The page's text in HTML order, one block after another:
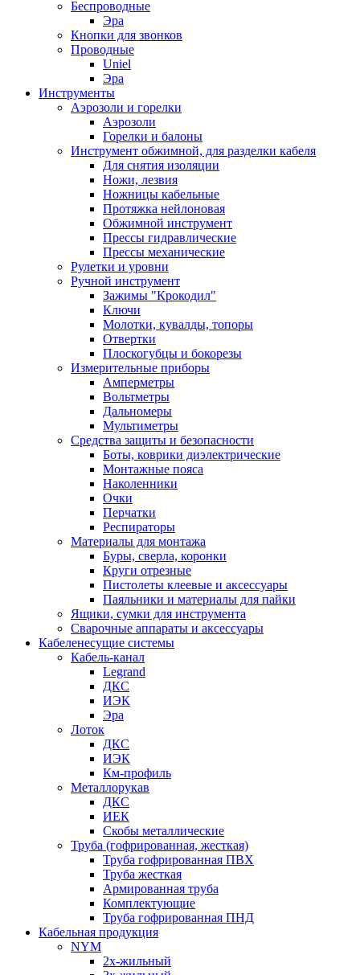
Беспроводные
Эра
Кнопки для звонков
Проводные
Uniel
Эра
Инструменты
Аэрозоли и горелки
Аэрозоли
Горелки и балоны
Инструмент обжимной, для разделки кабеля
Для снятия изоляции
Ножи, лезвия
Ножницы кабельные
Протяжка нейлоновая
Обжимной инструмент
Прессы гидравлические
Прессы механические
Рулетки и уровни
Ручной инструмент
Зажимы "Крокодил"
Ключи
Молотки, кувалды, топоры
Отвертки
Плоскогубцы и бокорезы
Измерительные приборы
Амперметры
Вольтметры
Дальномеры
Мультиметры
Средства защиты и безопасности
Боты, коврики диэлектрические
Монтажные пояса
Наколенники
Очки
Перчатки
Респираторы
Материалы для монтажа
Буры, сверла, коронки
Круги отрезные
Пистолеты клеевые и аксессуары
Паяльники и материалы для пайки
Ящики, сумки для инструмента
Сварочные аппараты и аксессуары
Кабеленесущие системы
Кабель-канал
Legrand
ДКС
ИЭК
Эра
Лоток
ДКС
ИЭК
Км-профиль
Металлорукав
ДКС
ИЕК
Скобы металлические
Труба (гофрированная, жесткая)
Труба гофрированная ПВХ
Труба жесткая
Армированная труба
Комплектующие
Труба гофрированная ПНД
Кабельная продукция
NYM
2х-жильный